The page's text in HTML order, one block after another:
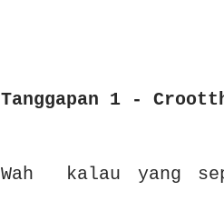
Tanggapan 1 -
Wah kalau yang